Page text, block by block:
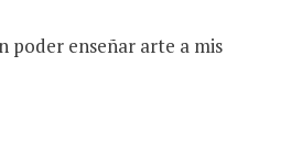
poder enseñar arte a mis